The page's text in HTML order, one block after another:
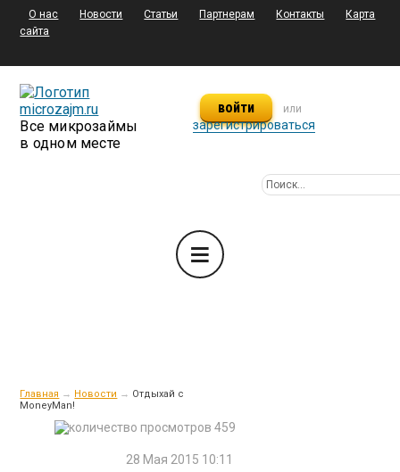
О нас Новости Статьи Партнерам Контакты
Карта
сайта
Все микрозаймы
в одном месте
войти или
зарегистрироваться
Главная → Новости → Отдыхай с
MoneyMan!
459
28 Мая 2015 10:11